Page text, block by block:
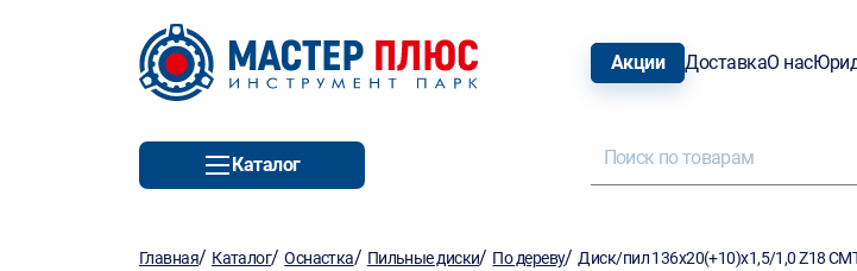
Акции ДоставкаО нас
Каталог
Главная/ Каталог/Оснастка/ Пильные диски/ По дереву/Диск/пил 136х20(+10)х1,5/1,0 Z18